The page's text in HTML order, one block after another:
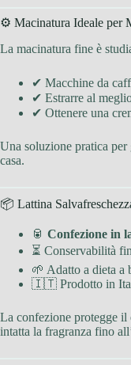
⚙️ Macinatura Ideale per
La macinatura fine è
✔ Macchine da
✔ Estrarre al
✔ Ottenere una
Una soluzione pratica per
casa.
📦 Lattina
🥫 Confezione in
⏳ Conservabilità
🌱 Adatto a dieta a
🇮🇹 Prodotto in
La confezione protegge il
intatta la fragranza fino